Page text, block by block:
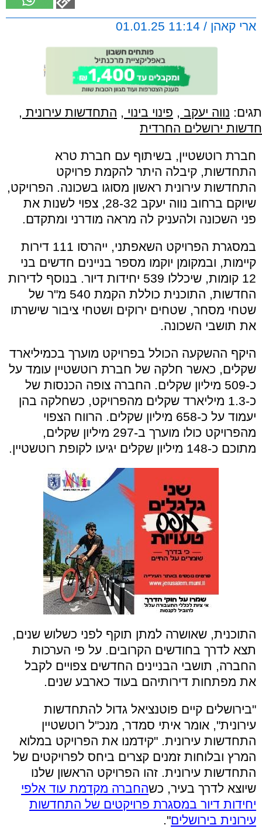
ארי קאהן / 11:14 01.01.25
תגים: נווה יעקב , פינוי בינוי , התחדשות עירונית ,
חדשות ירושלים החרדית
חברת רוטשטיין, בשיתוף עם חברת טרא
התחדשות, קיבלה היתר להקמת פרויקט
התחדשות עירונית ראשון מסוגו בשכונה. הפרויקט,
שיוקם ברחוב נווה יעקב 28-32, צפוי לשנות את
פני השכונה ולהעניק לה מראה מודרני ומתקדם.
במסגרת הפרויקט השאפתני, ייהרסו 111 דירות
קיימות, ובמקומן יוקמו מספר בניינים חדשים בני
12 קומות, שיכללו 539 יחידות דיור. בנוסף לדירות
החדשות, התוכנית כוללת הקמת 540 מ"ר של
שטחי מסחר, שטחים ירוקים ושטחי ציבור שישרתו
את תושבי השכונה.
היקף ההשקעה הכולל בפרויקט מוערך בכמיליארד
שקלים, כאשר חלקה של חברת רוטשטיין עומד על
כ-509 מיליון שקלים. החברה צופה הכנסות של
כ-1.3 מיליארד שקלים מהפרויקט, כשחלקה בהן
יעמוד על כ-658 מיליון שקלים. הרווח הצפוי
מהפרויקט כולו מוערך ב-297 מיליון שקלים,
מתוכם כ-148 מיליון שקלים יגיעו לקופת רוטשטיין.
התוכנית, שאושרה למתן תוקף לפני כשלוש שנים,
תצא לדרך בחודשים הקרובים. על פי הערכות
החברה, תושבי הבניינים החדשים צפויים לקבל
את מפתחות דירותיהם בעוד כארבע שנים.
"בירושלים קיים פוטנציאל גדול להתחדשות
עירונית", אומר איתי סמדר, מנכ"ל רוטשטיין
התחדשות עירונית. "קידמנו את הפרויקט במלוא
המרץ ובלוחות זמנים קצרים ביחס לפרויקטים של
התחדשות עירונית. זהו הפרויקט הראשון שלנו
שיוצא לדרך בעיר, כשהחברה מקדמת עוד אלפי
יחידות דיור במסגרת פרויקטים של התחדשות
עירונית בירושלים".